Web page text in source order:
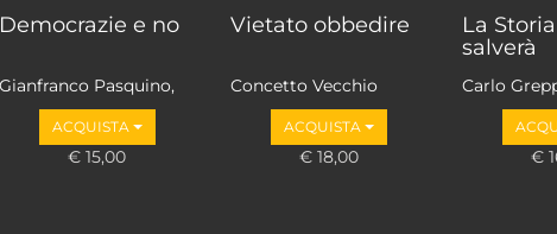
Democrazie e no
Gianfranco Pasquino,
Marco Valbruzzi
ACQUISTA
€ 15,00
Vietato obbedire
Concetto Vecchio
ACQUISTA
€ 18,00
La
salverà
Carlo
€